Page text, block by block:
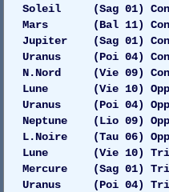
Soleil (Sag 01)
Mars (Bal 11)
Jupiter (Sag 01)
Uranus (Poi 04)
N.Nord (Vie 09)
Lune (Vie 10)
Uranus (Poi 04)
Neptune (Lio 09)
L.Noire (Tau 06)
Lune (Vie 10)
Mercure (Sag 01)
Uranus (Poi 04)